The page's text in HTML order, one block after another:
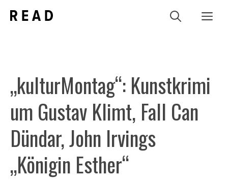
Inhalt
„kulturMontag“: Kunstkrimi
um Gustav Klimt, Fall Can
Dündar, John Irvings
„Königin Esther“